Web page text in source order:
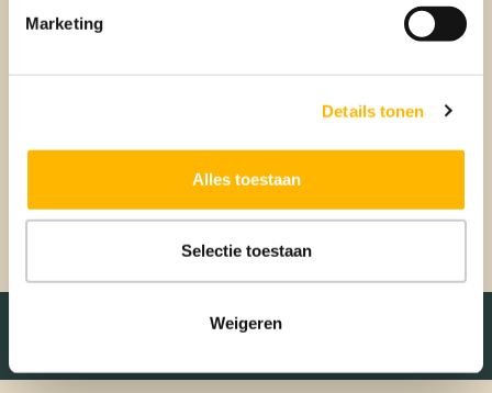
Marketing
Details tonen
Alles toestaan
Selectie toestaan
Weigeren
Ontvang directe alerts voor de beste matches
Mis niets, krijg tips van je
Copaan in 1,5 minuten
In deze video van anderhalve minuut, laten we zien hoe
Copaan er uitziet en hoe je het kan gebruiken.